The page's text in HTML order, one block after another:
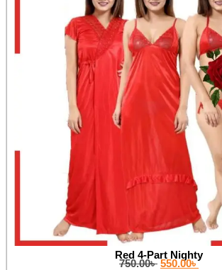
Red 4-Part Nighty
750.00৳ 550.00৳